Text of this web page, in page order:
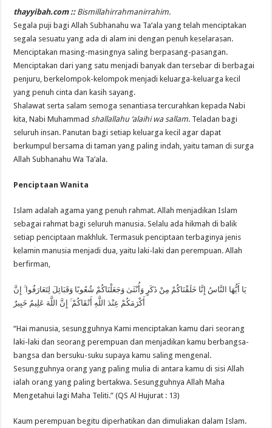
thayyibah.com :: Bismillahirrahmanirrahim.
Segala puji bagi Allah Subhanahu wa Ta’ala yang telah menciptakan
segala sesuatu yang ada di alam ini dengan penuh keselarasan.
Menciptakan masing-masingnya saling berpasang-pasangan.
Menciptakan dari yang satu menjadi banyak dan tersebar di berbagai
penjuru, berkelompok-kelompok menjadi keluarga-keluarga kecil
yang penuh cinta dan kasih sayang.
Shalawat serta salam semoga senantiasa tercurahkan kepada Nabi
kita, Nabi Muhammad shallallahu ‘alaihi wa sallam. Teladan bagi
seluruh insan. Panutan bagi setiap keluarga kecil agar dapat
berkumpul bersama di taman yang paling indah, yaitu taman di surga
Allah Subhanahu Wa Ta’ala.
Penciptaan Wanita
Islam adalah agama yang penuh rahmat. Allah menjadikan Islam
sebagai rahmat bagi seluruh manusia. Selalu ada hikmah di balik
setiap penciptaan makhluk. Termasuk penciptaan terbaginya jenis
kelamin manusia menjadi dua, yaitu laki-laki dan perempuan. Allah
berfirman,
يَا أَيُّهَا النَّاسُ إِنَّا خَلَقْنَاكُمْ مِنْ ذَكَرٍ وَأُنْثَىٰ وَجَعَلْنَاكُمْ شُعُوبًا وَقَبَائِلَ لِتَعَارَفُوا ۚ إِنَّ
أَكْرَمَكُمْ عِنْدَ اللَّهِ أَتْقَاكُمْ ۚ إِنَّ اللَّهَ عَلِيمٌ خَبِيرٌ
“Hai manusia, sesungguhnya Kami menciptakan kamu dari seorang
laki-laki dan seorang perempuan dan menjadikan kamu berbangsa-
bangsa dan bersuku-suku supaya kamu saling mengenal.
Sesungguhnya orang yang paling mulia di antara kamu di sisi Allah
ialah orang yang paling bertakwa. Sesungguhnya Allah Maha
Mengetahui lagi Maha Teliti.” (QS Al Hujurat : 13)
Kaum perempuan begitu diperhatikan dan dimuliakan dalam Islam.